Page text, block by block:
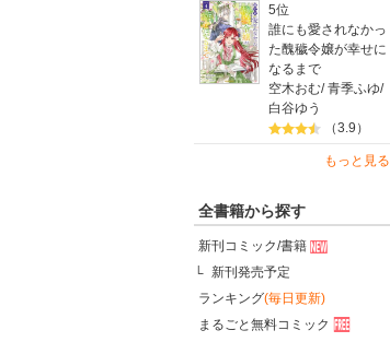
5位
誰にも愛されなかっ
た醜穢令嬢が幸せに
なるまで
空木おむ/青季ふゆ/
白谷ゆう
（3.9）
もっと見る
全書籍から探す
新刊コミック/書籍
新刊発売予定
ランキング(毎日更新)
まるごと無料コミック